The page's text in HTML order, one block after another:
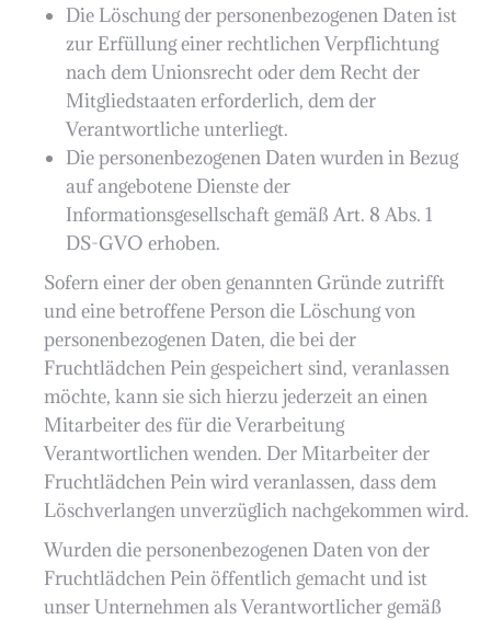
Die Löschung der personenbezogenen Daten ist
zur Erfüllung einer rechtlichen Verpflichtung
nach dem Unionsrecht oder dem Recht der
Mitgliedstaaten erforderlich, dem der
Verantwortliche unterliegt.
Die personenbezogenen Daten wurden in Bezug
auf angebotene Dienste der
Informationsgesellschaft gemäß Art. 8 Abs. 1
DS-GVO erhoben.
Sofern einer der oben genannten Gründe zutrifft
und eine betroffene Person die Löschung von
personenbezogenen Daten, die bei der
Fruchtlädchen Pein gespeichert sind, veranlassen
möchte, kann sie sich hierzu jederzeit an einen
Mitarbeiter des für die Verarbeitung
Verantwortlichen wenden. Der Mitarbeiter der
Fruchtlädchen Pein wird veranlassen, dass dem
Löschverlangen unverzüglich nachgekommen wird.
Wurden die personenbezogenen Daten von der
Fruchtlädchen Pein öffentlich gemacht und ist
unser Unternehmen als Verantwortlicher gemäß